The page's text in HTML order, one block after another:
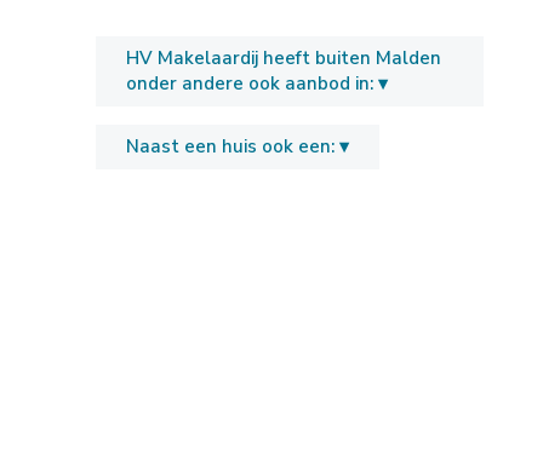
HV Makelaardij heeft buiten Malden
onder andere ook aanbod in: ▾
Naast een huis ook een: ▾